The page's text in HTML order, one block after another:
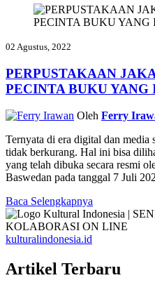
02 Agustus, 2022
PERPUSTAKAAN
PECINTA BUKU
Oleh Ferry
Ternyata di era digital dan media
tidak berkurang. Hal ini bisa
yang telah dibuka secara resmi
Baswedan pada tanggal 7 Juli
Baca Selengkapnya
kulturalindonesia.id
Artikel Terbaru